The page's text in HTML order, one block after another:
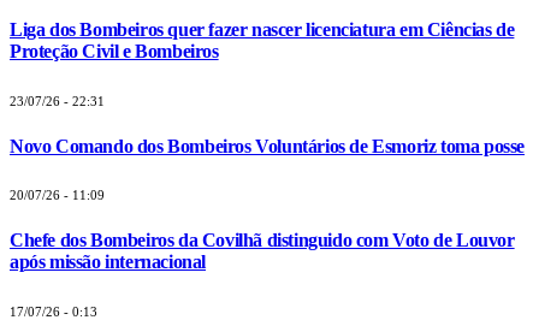
Liga dos Bombeiros quer fazer nascer licenciatura em Ciências de
Proteção Civil e Bombeiros
23/07/26 - 22:31
Novo Comando dos Bombeiros Voluntários de Esmoriz toma posse
20/07/26 - 11:09
Chefe dos Bombeiros da Covilhã distinguido com Voto de Louvor
após missão internacional
17/07/26 - 0:13